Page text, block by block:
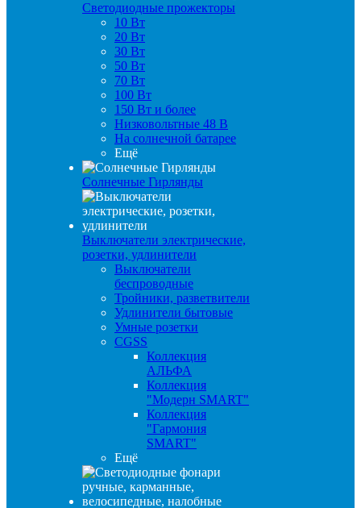
Светодиодные прожекторы
10 Вт
20 Вт
30 Вт
50 Вт
70 Вт
100 Вт
150 Вт и более
Низковольтные 48 В
На солнечной батарее
Ещё
Солнечные Гирлянды
Выключатели электрические,
розетки, удлинители
Выключатели
беспроводные
Тройники, разветвители
Удлинители бытовые
Умные розетки
CGSS
Коллекция
АЛЬФА
Коллекция
"Модерн SMART"
Коллекция
"Гармония
SMART"
Ещё